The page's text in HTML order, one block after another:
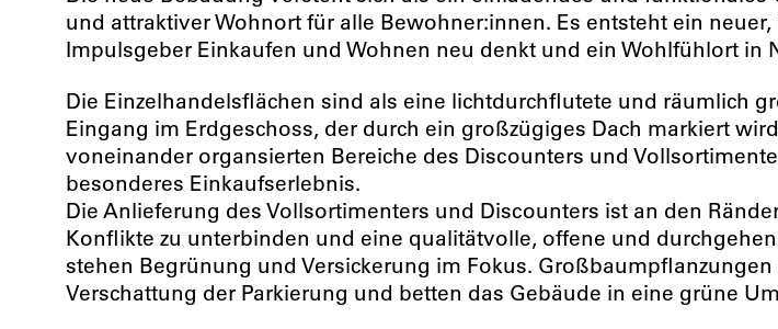
und attraktiver Wohnort für alle Bewohner:innen. Es entsteht ein
Impulsgeber Einkaufen und Wohnen neu denkt und ein Wohlfühlort in
Die Einzelhandelsflächen sind als eine lichtdurchflutete und räumlich
Eingang im Erdgeschoss, der durch ein großzügiges Dach markiert
voneinander organsierten Bereiche des Discounters und
besonderes Einkaufserlebnis.
Die Anlieferung des Vollsortimenters und Discounters ist an den
Konflikte zu unterbinden und eine qualitätvolle, offene und
stehen Begrünung und Versickerung im Fokus.
Verschattung der Parkierung und betten das Gebäude in eine grüne